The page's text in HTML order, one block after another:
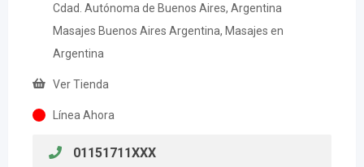
Cdad. Autónoma de Buenos Aires, Argentina
Masajes Buenos Aires Argentina, Masajes en
Argentina
Ver Tienda
Línea Ahora
01151711XXX